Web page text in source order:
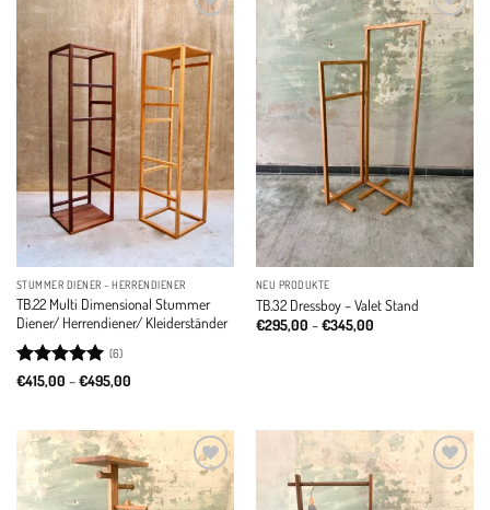
Add to
wishlist
STUMMER DIENER - HERRENDIENER
TB.22 Multi Dimensional Stummer
Diener/ Herrendiener/ Kleiderständer
Rated 5
(6)
€415,00 –€495,00Price
€495,00
Add to
wishlist
NEU PRODUKTE
TB.32 Dressboy – Valet Stand
€295,00 –€345,00Price
Add to
wishlist
Add to
wishlist